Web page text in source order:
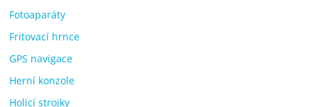
Fotoaparáty
Fritovací hrnce
GPS navigace
Herní konzole
Holicí strojky